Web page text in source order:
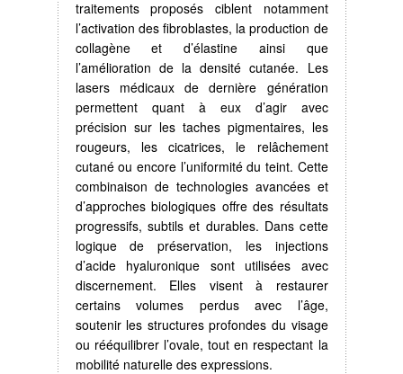
traitements proposés ciblent notamment
l’activation des fibroblastes, la production de
collagène et d’élastine ainsi que
l’amélioration de la densité cutanée. Les
lasers médicaux de dernière génération
permettent quant à eux d’agir avec
précision sur les taches pigmentaires, les
rougeurs, les cicatrices, le relâchement
cutané ou encore l’uniformité du teint. Cette
combinaison de technologies avancées et
d’approches biologiques offre des résultats
progressifs, subtils et durables. Dans cette
logique de préservation, les injections
d’acide hyaluronique sont utilisées avec
discernement. Elles visent à restaurer
certains volumes perdus avec l’âge,
soutenir les structures profondes du visage
ou rééquilibrer l’ovale, tout en respectant la
mobilité naturelle des expressions.